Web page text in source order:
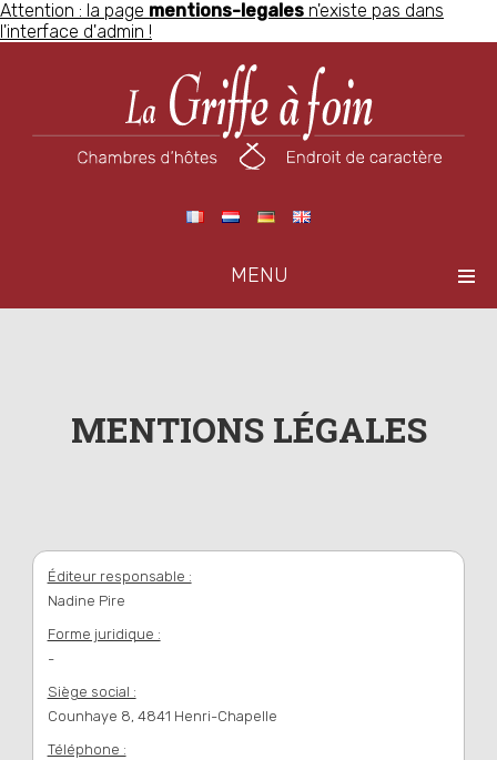
Attention : la page mentions-legales n'existe pas dans
l'interface d'admin !
MENU
MENTIONS LÉGALES
Éditeur responsable :
Nadine Pire
Forme juridique :
-
Siège social :
Counhaye 8, 4841 Henri-Chapelle
Téléphone :